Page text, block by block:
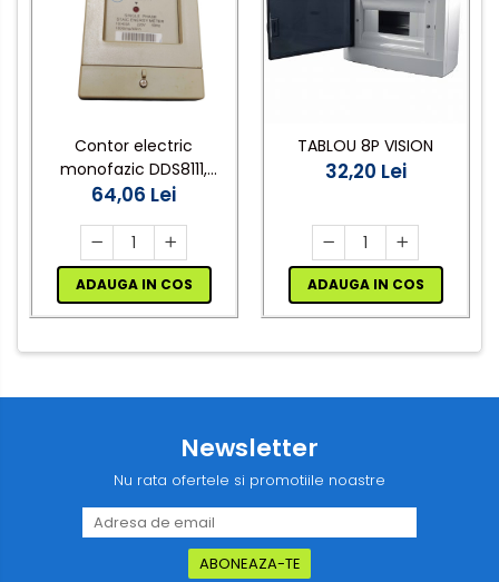
Contor electric
monofazic DDS8111,
10(40)A, 220V, 50Hz,
consumului de energie
electrică
64,06 Lei
ADAUGA IN COS
TABLOU 8P VISION
32,20 Lei
ADAUGA IN COS
Newsletter
Nu rata ofertele si promotiile noastre